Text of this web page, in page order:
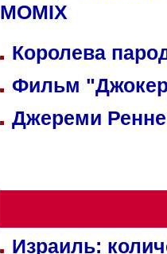
MOMIX
Королева
Фильм
Джереми
Израиль: